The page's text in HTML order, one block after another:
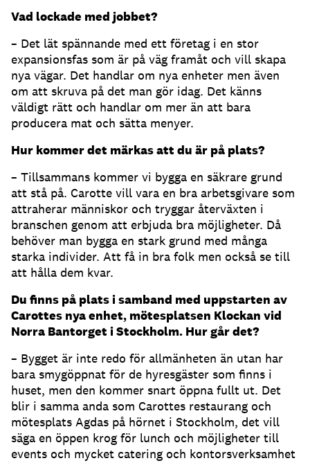
Vad lockade med jobbet?
– Det lät spännande med ett företag i en stor
expansionsfas som är på väg framåt och vill skapa
nya vägar. Det handlar om nya enheter men även
om att skruva på det man gör idag. Det känns
väldigt rätt och handlar om mer än att bara
producera mat och sätta menyer.
Hur kommer det märkas att du är på plats?
– Tillsammans kommer vi bygga en säkrare grund
att stå på. Carotte vill vara en bra arbetsgivare som
attraherar människor och tryggar återväxten i
branschen genom att erbjuda bra möjligheter. Då
behöver man bygga en stark grund med många
starka individer. Att få in bra folk men också se till
att hålla dem kvar.
Du finns på plats i samband med uppstarten av
Carottes nya enhet, mötesplatsen Klockan vid
Norra Bantorget i Stockholm. Hur går det?
– Bygget är inte redo för allmänheten än utan har
bara smygöppnat för de hyresgäster som finns i
huset, men den kommer snart öppna fullt ut. Det
blir i samma anda som Carottes restaurang och
mötesplats Agdas på hörnet i Stockholm, det vill
säga en öppen krog för lunch och möjligheter till
events och mycket catering och kontorsverksamhet